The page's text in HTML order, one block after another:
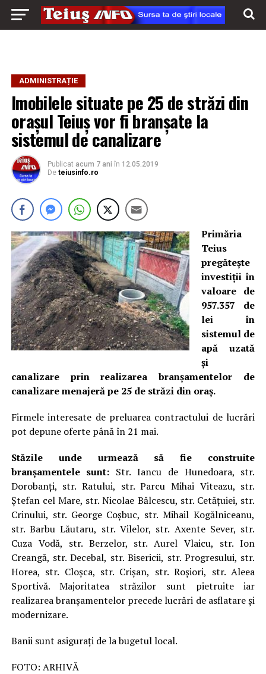
ADMINISTRAȚIE
Imobilele situate pe 25 de străzi din
orașul Teiuș vor fi branșate la
sistemul de canalizare
Publicat acum 7 ani în 12.05.2019
De teiusinfo.ro
Primăria
Teius
pregătește
investiții în
valoare de
957.357 de
lei în
sistemul de
apă uzată
și
canalizare prin realizarea branșamentelor de
canalizare menajeră pe 25 de străzi din oraș.
Firmele interesate de preluarea contractului de lucrări
pot depune oferte până în 21 mai.
Stăzile unde urmează să fie construite
branșamentele sunt: Str. Iancu de Hunedoara, str.
Dorobanți, str. Ratului, str. Parcu Mihai Viteazu, str.
Ștefan cel Mare, str. Nicolae Bălcescu, str. Cetățuiei, str.
Crinului, str. George Coșbuc, str. Mihail Kogălniceanu,
str. Barbu Lăutaru, str. Vilelor, str. Axente Sever, str.
Cuza Vodă, str. Berzelor, str. Aurel Vlaicu, str. Ion
Creangă, str. Decebal, str. Bisericii, str. Progresului, str.
Horea, str. Cloșca, str. Crișan, str. Roșiori, str. Aleea
Sportivă. Majoritatea străzilor sunt pietruite iar
realizarea branșamentelor precede lucrări de asflatare și
modernizare.
Banii sunt asigurați de la bugetul local.
FOTO: ARHIVĂ